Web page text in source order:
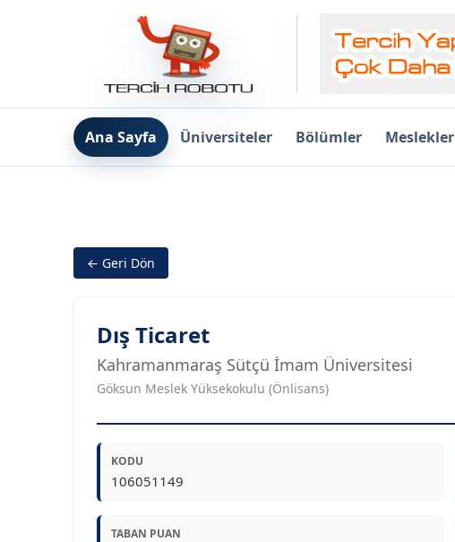
Ana Sayfa Üniversiteler Bölümler Meslekler
← Geri Dön
Dış Ticaret
Kahramanmaraş Sütçü İmam Üniversitesi
Göksun Meslek Yüksekokulu (Önlisans)
KODU
106051149
TABAN PUAN